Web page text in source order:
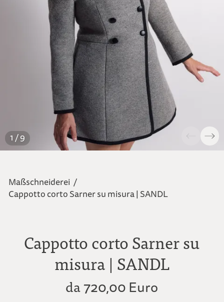
1 / 9
Maßschneiderei /
Cappotto corto Sarner su misura | SANDL
Cappotto corto Sarner su
misura | SANDL
da720,00 Euro